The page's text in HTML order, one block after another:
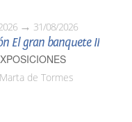
31/08/2026
El gran banquete II
de Tormes